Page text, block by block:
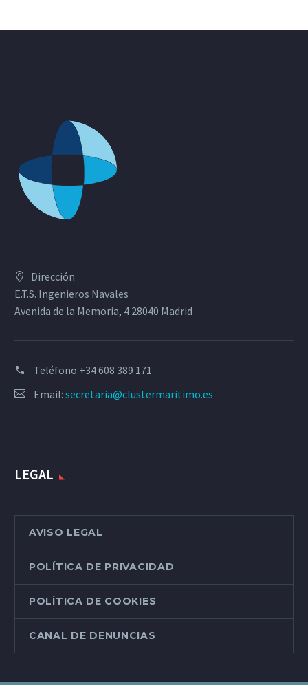
Dirección
E.T.S. Ingenieros Navales
Avenida de la Memoria, 4 28040 Madrid
Teléfono +34 608 389 171
Email: secretaria@clustermaritimo.es
LEGAL
AVISO LEGAL
POLÍTICA DE PRIVACIDAD
POLÍTICA DE COOKIES
CANAL DE DENUNCIAS